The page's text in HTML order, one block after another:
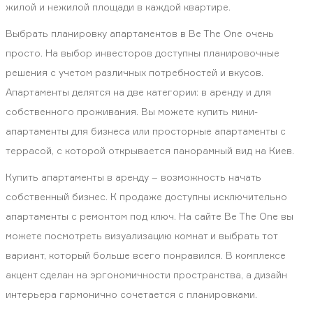
жилой и нежилой площади в каждой квартире.
Выбрать планировку апартаментов в Be The One очень
просто. На выбор инвесторов доступны планировочные
решения с учетом различных потребностей и вкусов.
Апартаменты делятся на две категории: в аренду и для
собственного проживания. Вы можете купить мини-
апартаменты для бизнеса или просторные апартаменты с
террасой, с которой открывается панорамный вид на Киев.
Купить апартаменты в аренду – возможность начать
собственный бизнес. К продаже доступны исключительно
апартаменты с ремонтом под ключ. На сайте Be The One вы
можете посмотреть визуализацию комнат и выбрать тот
вариант, который больше всего понравился. В комплексе
акцент сделан на эргономичности пространства, а дизайн
интерьера гармонично сочетается с планировками.